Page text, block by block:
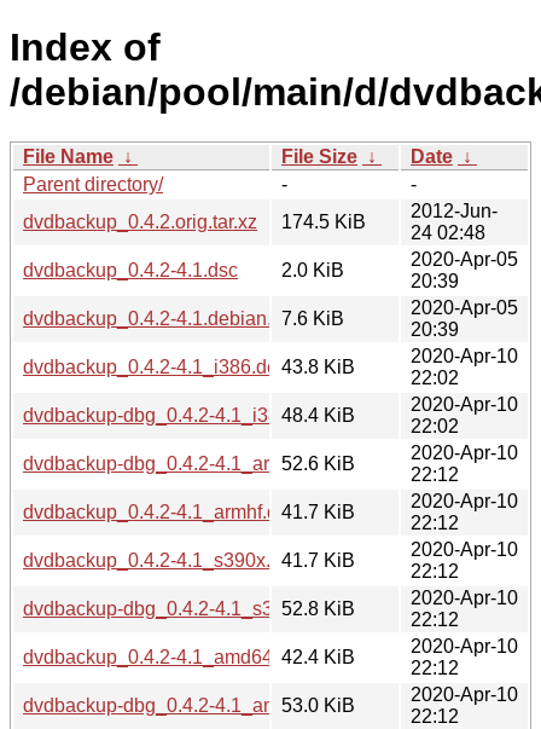
Index of
/debian/pool/main/d/
File Name ↓ File Size ↓ Date ↓
Parent directory/
-
-
dvdbackup_0.4.2.orig.tar.xz
174.5 KiB
2012-Jun-
24 02:48
dvdbackup_0.4.2-4.1.dsc
2.0 KiB
2020-Apr-05
20:39
dvdbackup_0.4.2-4.1.debian.tar.xz
7.6 KiB
2020-Apr-05
20:39
dvdbackup_0.4.2-4.1_i386.deb43.8 KiB
2020-Apr-10
22:02
dvdbackup-dbg_0.4.2-4.1_i386.deb
48.4 KiB
2020-Apr-10
22:02
dvdbackup-dbg_0.4.2-4.1_armhf.deb
52.6 KiB
2020-Apr-10
22:12
dvdbackup_0.4.2-4.1_armhf.deb41.7 KiB
2020-Apr-10
22:12
dvdbackup_0.4.2-4.1_s390x.deb41.7 KiB
2020-Apr-10
22:12
dvdbackup-dbg_0.4.2-4.1_s390x.deb
52.8 KiB
2020-Apr-10
22:12
dvdbackup_0.4.2-4.1_amd64.deb42.4 KiB
2020-Apr-10
22:12
dvdbackup-dbg_0.4.2-4.1_amd64.deb
53.0 KiB
2020-Apr-10
22:12